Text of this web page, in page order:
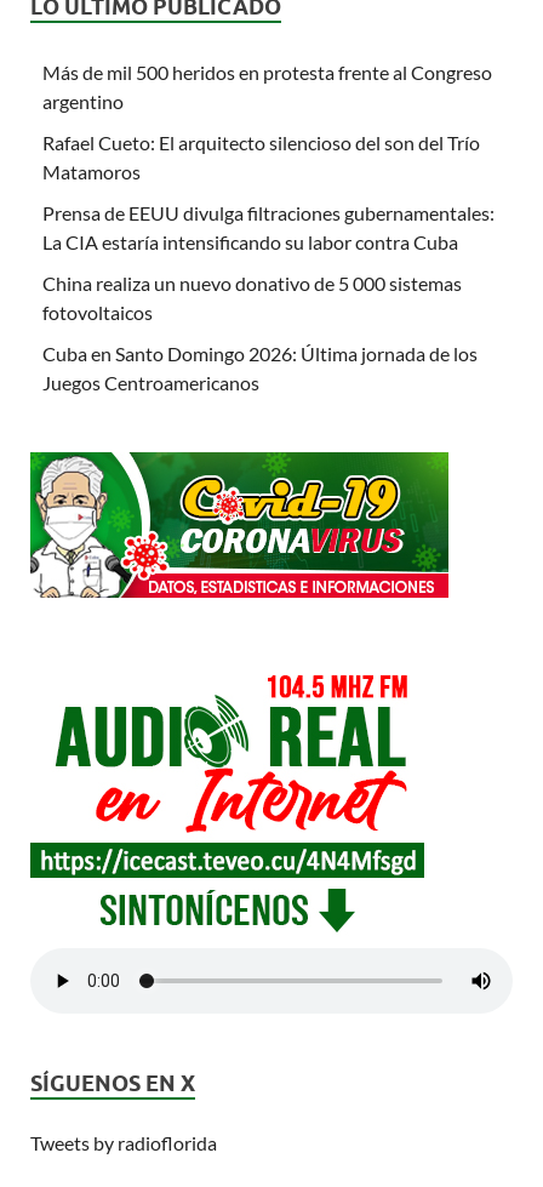
LO ÚLTIMO PUBLICADO
Más de mil 500 heridos en protesta frente al Congreso
argentino
Rafael Cueto: El arquitecto silencioso del son del Trío
Matamoros
Prensa de EEUU divulga filtraciones gubernamentales:
La CIA estaría intensificando su labor contra Cuba
China realiza un nuevo donativo de 5 000 sistemas
fotovoltaicos
Cuba en Santo Domingo 2026: Última jornada de los
Juegos Centroamericanos
SÍGUENOS EN X
Tweets by radioflorida